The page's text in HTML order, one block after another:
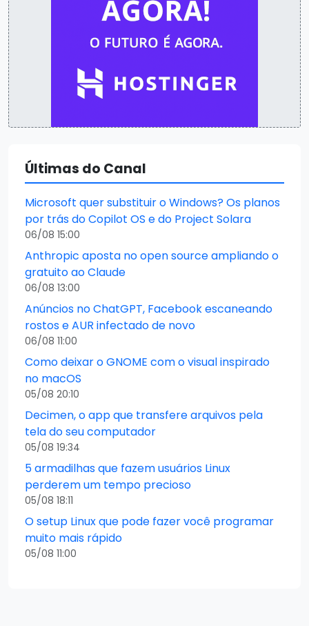
Últimas do Canal
Microsoft quer substituir o Windows? Os planos
por trás do Copilot OS e do Project Solara
06/08 15:00
Anthropic aposta no open source ampliando o
gratuito ao Claude
06/08 13:00
Anúncios no ChatGPT, Facebook escaneando
rostos e AUR infectado de novo
06/08 11:00
Como deixar o GNOME com o visual inspirado
no macOS
05/08 20:10
Decimen, o app que transfere arquivos pela
tela do seu computador
05/08 19:34
5 armadilhas que fazem usuários Linux
perderem um tempo precioso
05/08 18:11
O setup Linux que pode fazer você programar
muito mais rápido
05/08 11:00